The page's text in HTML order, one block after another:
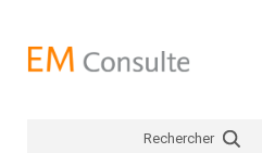
Rechercher